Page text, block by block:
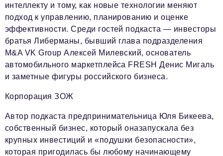
интеллекту и тому, как новые технологии меняют
подход к управлению, планированию и оценке
эффективности. Среди гостей подкаста — инвесторы
братья Либерманы, бывший глава подразделения
M&A VK Group Алексей Милевский, основатель
автомобильного маркетплейса FRESH Денис Мигаль
и заметные фигуры российского бизнеса.
Корпорация ЗОЖ
Автор подкаста предпринимательница Юля Бикеева,
собственный бизнес, который оназапускала без
крупных инвестиций и «подушки безопасности»,
которая пригодилась бы любому начинающему